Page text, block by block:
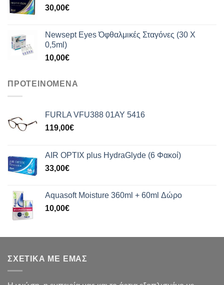
30,00€
Newsept Eyes Όφθαλμικές Σταγόνες (30 Χ
0,5ml)
10,00€
ΠΡΟΤΕΙΝΟΜΕΝΑ
FURLA VFU388 01AY 5416
119,00€
AIR OPTIX plus HydraGlyde (6 Φακοί)
33,00€
Aquasoft Moisture 360ml + 60ml Δώρο
10,00€
ΣΧΕΤΙΚΑ ΜΕ ΕΜΑΣ